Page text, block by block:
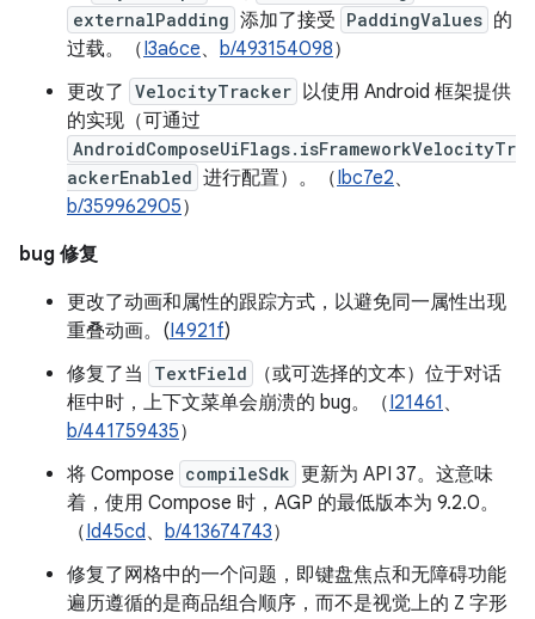
externalPadding 添加了接受 PaddingValues 的
过载。（I3a6ce、 b/493154098）
更改了 VelocityTracker 以使用 Android 框架提供
的实现（可通过
AndroidComposeUiFlags.isFrameworkVelocityTr
ackerEnabled 进行配置）。（Ibc7e2、
b/359962905）
bug 修复
更改了动画和属性的跟踪方式，以避免同一属性出现
重叠动画。(I4921f)
修复了当
TextField
（或可选择的文本）位于对话
框中时，上下文菜单会崩溃的 bug。（I21461 、
b/441759435）
将 Compose compileSdk 更新为 API 37。这意味
着，使用 Compose 时，AGP 的最低版本为 9.2.0。
（Id45cd、 b/413674743）
修复了网格中的一个问题，即键盘焦点和无障碍功能
遍历遵循的是商品组合顺序，而不是视觉上的 Z 字形